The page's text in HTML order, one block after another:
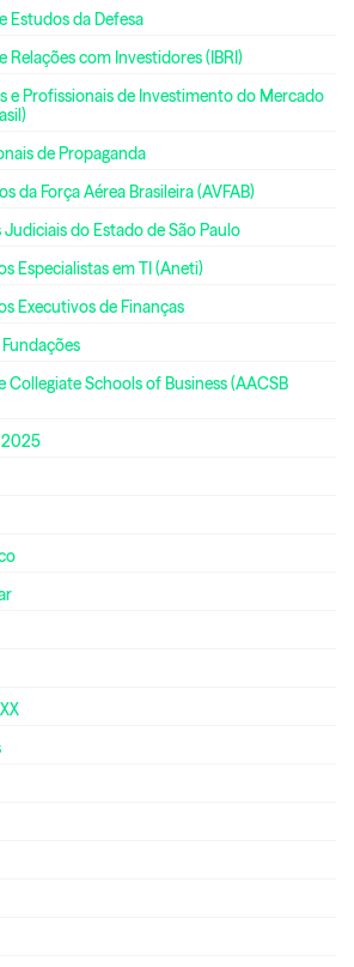
Estudos da Defesa
Relações com Investidores (IBRI)
e Profissionais de Investimento do Mercado
de Propaganda
da Força Aérea Brasileira (AVFAB)
do Estado de São Paulo
Especialistas em TI (Aneti)
Executivos de Finanças
Schools of Business (AACSB
2025